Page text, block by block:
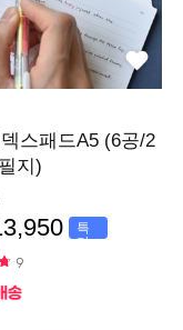
스패드A5 (6공/2
지)
특
가
9